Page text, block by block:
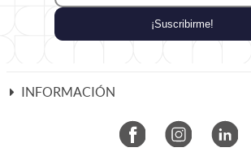
¡Suscribirme!
INFORMACIÓN